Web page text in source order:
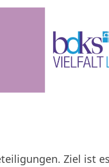
Ziel ist